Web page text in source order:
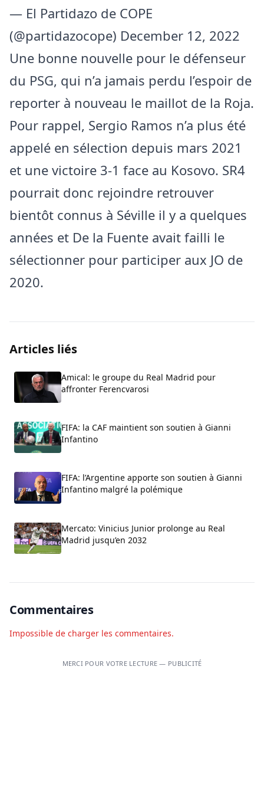
— El Partidazo de COPE
(@partidazocope) December 12, 2022
Une bonne nouvelle pour le défenseur
du PSG, qui n’a jamais perdu l’espoir de
reporter à nouveau le maillot de la Roja.
Pour rappel, Sergio Ramos n’a plus été
appelé en sélection depuis mars 2021
et une victoire 3-1 face au Kosovo. SR4
pourrait donc rejoindre retrouver
bientôt connus à Séville il y a quelques
années et De la Fuente avait failli le
sélectionner pour participer aux JO de
2020.
Articles liés
Amical: le groupe du Real Madrid pour
affronter Ferencvarosi
FIFA: la CAF maintient son soutien à Gianni
Infantino
FIFA: l’Argentine apporte son soutien à Gianni
Infantino malgré la polémique
Mercato: Vinicius Junior prolonge au Real
Madrid jusqu’en 2032
Commentaires
Impossible de charger les commentaires.
MERCI POUR VOTRE LECTURE — PUBLICITÉ